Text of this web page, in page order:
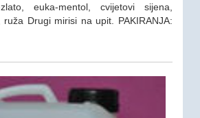
euka-mentol, cvijetovi sijena,
Drugi mirisi na upit. PAKIRANJA: